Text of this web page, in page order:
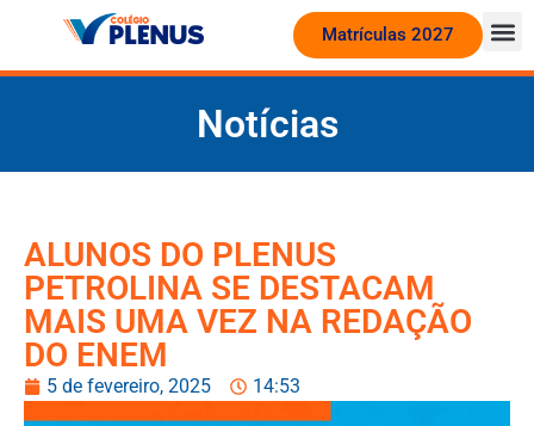
Matrículas 2027
Notícias
ALUNOS DO PLENUS
PETROLINA SE DESTACAM
MAIS UMA VEZ NA REDAÇÃO
DO ENEM
5 de fevereiro, 2025 14:53